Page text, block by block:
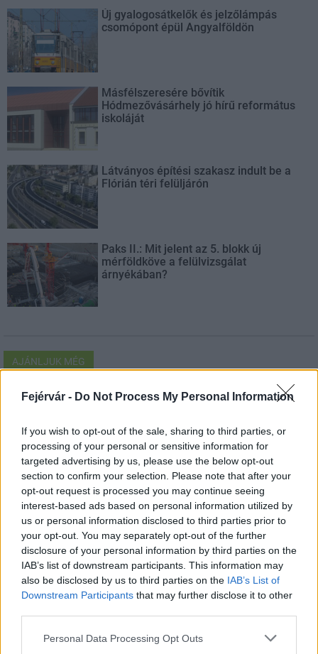
Fejérvár - Do Not Process My Personal Information
If you wish to opt-out of the sale, sharing to third parties, or
processing of your personal or sensitive information for
targeted advertising by us, please use the below opt-out
section to confirm your selection. Please note that after your
opt-out request is processed you may continue seeing
interest-based ads based on personal information utilized by
us or personal information disclosed to third parties prior to
your opt-out. You may separately opt-out of the further
disclosure of your personal information by third parties on the
IAB’s list of downstream participants. This information may
also be disclosed by us to third parties on the IAB’s List of
Downstream Participants that may further disclose it to other
Please note that this website/app uses one or more Google
Personal Data Processing Opt Outs
Új gyalogosátkelők és jelzőlámpás
csomópont épül Angyalföldön
Másfélszeresére bővítik
Hódmezővásárhely jó hírű református
iskoláját
Látványos építési szakasz indult be a
Flórián téri felüljárón
Paks II.: Mit jelent az 5. blokk új
mérföldköve a felülvizsgálat
árnyékában?
AJÁNLJUK MÉG
Helyi hírek
Amire többmillióan vártunk: szombattól másodfokúra
csökken a riasztás
Helyi hírek